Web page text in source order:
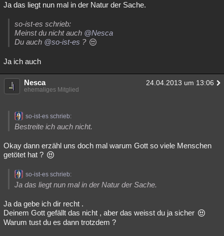
Ja das liegt nun mal in der Natur der Sache.
so-ist-es schrieb:
Meinst du nicht auch @Nesca
Du auch @so-ist-es ?
Ja ich auch
Nesca 24.04.2013 um 13:06
ehemaliges Mitglied
so-ist-es schrieb:
Bestreite ich auch nicht.
Okay dann erzähl uns doch mal warum Gott so viele Menschen
getötet hat ?
so-ist-es schrieb:
Ja das liegt nun mal in der Natur der Sache.
Ja da gebe ich dir recht .
Deinem Gott gefällt das nicht , aber das weisst du ja sicher
Warum tust du es dann trotzdem ?